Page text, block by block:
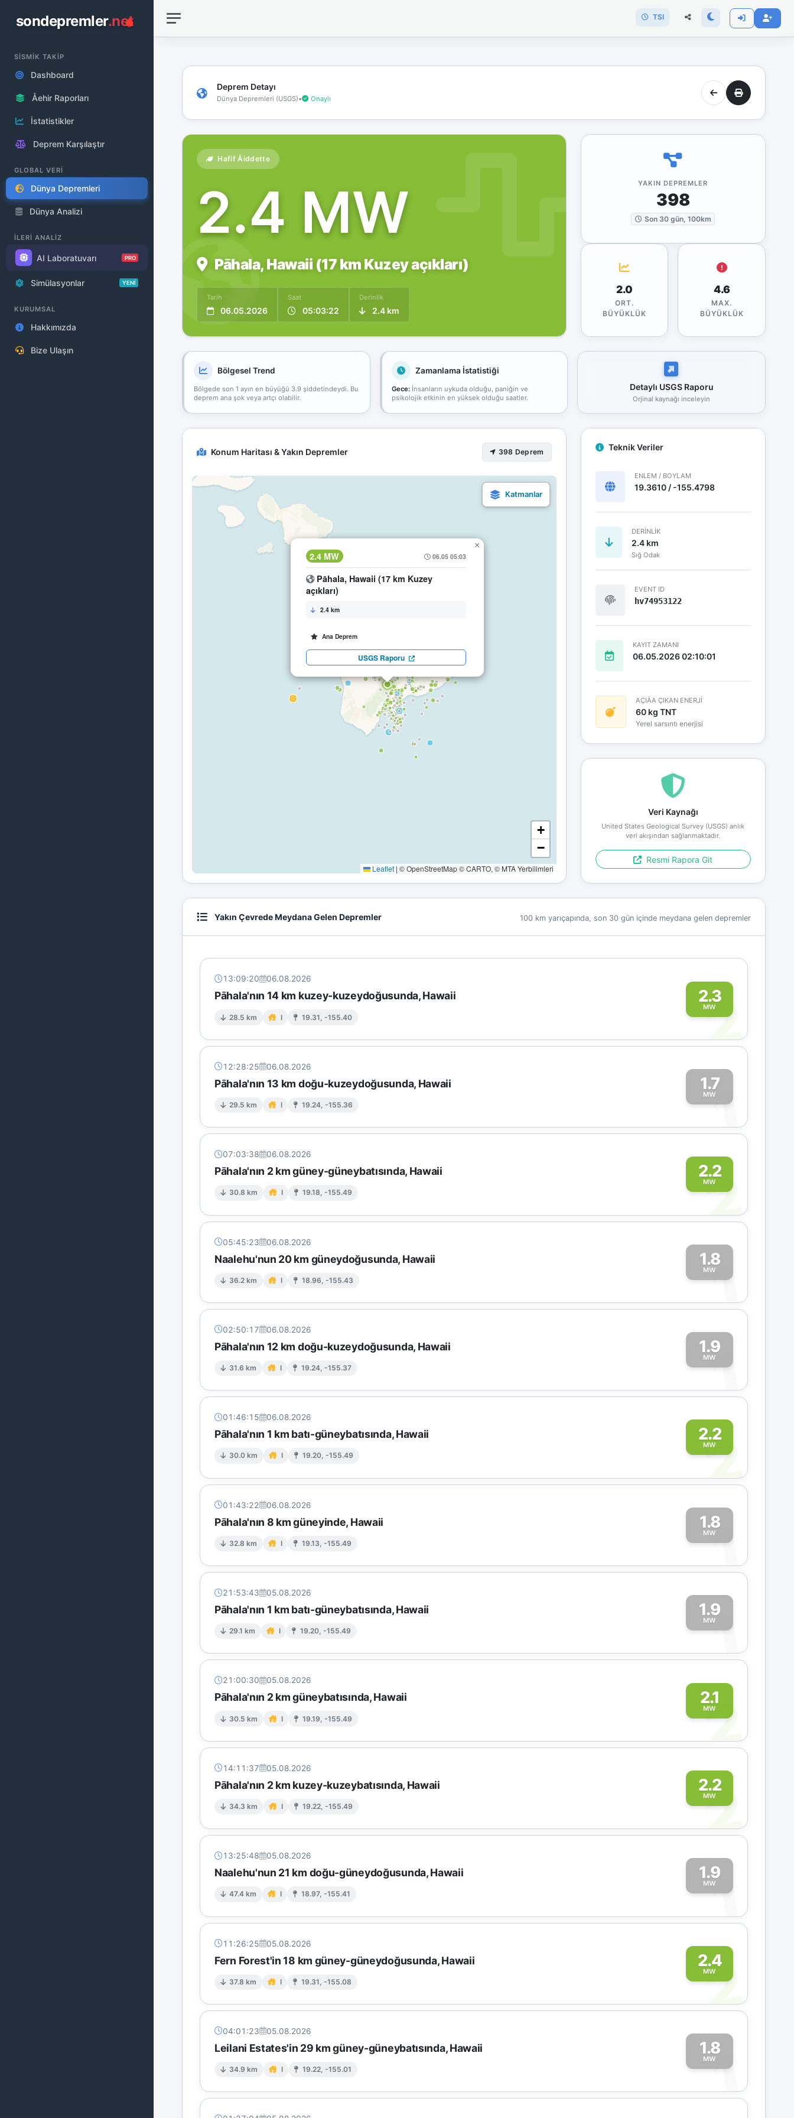
sondepremler.net
SİSMİK TAKİP
Dashboard
Åehir Raporları
İstatistikler
Deprem Karşılaştır
GLOBAL VERİ
Dünya Depremleri
Dünya Analizi
İLERİ ANALİZ
AI Laboratuvarı PRO
Simülasyonlar YENİ
KURUMSAL
Hakkımızda
Bize Ulaşın
TSI
Deprem Detayı
Dünya Depremleri (USGS)• Onaylı
Hafif Åiddette
2.4 MW
Pāhala, Hawaii (17 km Kuzey açıkları)
Tarih
06.05.2026
Saat
05:03:22
Derinlik
2.4 km
YAKIN DEPREMLER
398
Son 30 gün, 100km
2.0
ORT.
BÜYÜKLÜK
4.6
MAX.
BÜYÜKLÜK
Bölgesel Trend
Bölgede son 1 ayın en büyüğü 3.9 şiddetindeydi. Bu
deprem ana şok veya artçı olabilir.
Zamanlama İstatistiği
Gece:İnsanların uykuda olduğu, paniğin ve
psikolojik etkinin en yüksek olduğu saatler.
Detaylı USGS Raporu
Orjinal kaynağı inceleyin
Konum Haritası & Yakın Depremler 398 Deprem
2.4 MW 06.05 05:03
Pāhala, Hawaii (17 km Kuzey
açıkları)
2.4 km
Ana Deprem
USGS Raporu
×
+
−
Leaflet | © OpenStreetMap © CARTO, © MTA Yerbilimleri
Teknik Veriler
ENLEM / BOYLAM
19.3610 / -155.4798
DERINLIK
2.4 km
Sığ Odak
EVENT ID
hv74953122
KAYIT ZAMANI
06.05.2026 02:10:01
AÇIÄA ÇIKAN ENERJİ
60 kg TNT
Yerel sarsıntı enerjisi
Veri Kaynağı
United States Geological Survey (USGS) anlık
veri akışından sağlanmaktadır.
Resmi Rapora Git
Yakın Çevrede Meydana Gelen Depremler 100 km yarıçapında, son 30 gün içinde meydana gelen depremler
13:09:20 06.08.2026
Pāhala'nın 14 km kuzey-kuzeydoğusunda, Hawaii
28.5 km I 19.31, -155.40
2.3
MW
2
12:28:25 06.08.2026
Pāhala'nın 13 km doğu-kuzeydoğusunda, Hawaii
29.5 km I 19.24, -155.36
1.7
MW
1
07:03:38 06.08.2026
Pāhala'nın 2 km güney-güneybatısında, Hawaii
30.8 km I 19.18, -155.49
2.2
MW
2
05:45:23 06.08.2026
Naalehu'nun 20 km güneydoğusunda, Hawaii
36.2 km I 18.96, -155.43
1.8
MW
1
02:50:17 06.08.2026
Pāhala'nın 12 km doğu-kuzeydoğusunda, Hawaii
31.6 km I 19.24, -155.37
1.9
MW
1
01:46:15 06.08.2026
Pāhala'nın 1 km batı-güneybatısında, Hawaii
30.0 km I 19.20, -155.49
2.2
MW
2
01:43:22 06.08.2026
Pāhala'nın 8 km güneyinde, Hawaii
32.8 km I 19.13, -155.49
1.8
MW
1
21:53:43 05.08.2026
Pāhala'nın 1 km batı-güneybatısında, Hawaii
29.1 km I 19.20, -155.49
1.9
MW
1
21:00:30 05.08.2026
Pāhala'nın 2 km güneybatısında, Hawaii
30.5 km I 19.19, -155.49
2.1
MW
2
14:11:37 05.08.2026
Pāhala'nın 2 km kuzey-kuzeybatısında, Hawaii
34.3 km I 19.22, -155.49
2.2
MW
2
13:25:48 05.08.2026
Naalehu'nun 21 km doğu-güneydoğusunda, Hawaii
47.4 km I 18.97, -155.41
1.9
MW
1
11:26:25 05.08.2026
Fern Forest'in 18 km güney-güneydoğusunda, Hawaii
37.8 km I 19.31, -155.08
2.4
MW
2
04:01:23 05.08.2026
Leilani Estates'in 29 km güney-güneybatısında, Hawaii
34.9 km I 19.22, -155.01
1.8
MW
1
bağlantınız